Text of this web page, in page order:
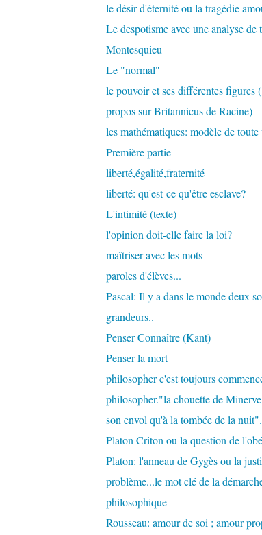
le désir d'éternité ou la tragédie
Le despotisme avec une analyse de
Montesquieu
Le "normal"
le pouvoir et ses différentes figures
propos sur Britannicus de Racine)
les mathématiques: modèle de toute
Première partie
liberté,égalité,fraternité
liberté: qu'est-ce qu'être esclave?
L'intimité (texte)
l'opinion doit-elle faire la loi?
maîtriser avec les mots
paroles d'élèves...
Pascal: Il y a dans le monde deux
grandeurs..
Penser Connaître (Kant)
Penser la mort
philosopher c'est toujours
philosopher."la chouette de
son envol qu'à la tombée de la
Platon Criton ou la question de
Platon: l'anneau de Gygès ou la
problème...le mot clé de la
philosophique
Rousseau: amour de soi ; amour